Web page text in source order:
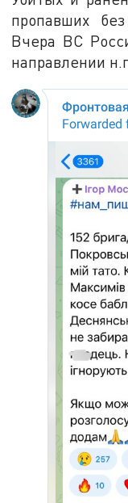
пропавших
Вчера ВС
направлении